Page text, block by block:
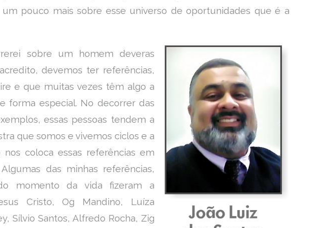
pouco mais sobre esse universo de oportunidades que é a
sobre um homem deveras
devemos ter referências,
e que muitas vezes têm algo a
forma especial. No decorrer das
essas pessoas tendem a
que somos e vivemos ciclos e a
coloca essas referências em
das minhas referências,
momento da vida fizeram a
Cristo, Og Mandino, Luíza
Sílvio Santos, Alfredo Rocha, Zig